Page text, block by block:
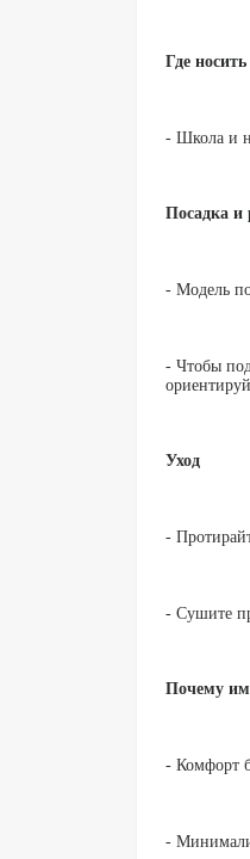
Где носить
- Школа и
Посадка и
- Модель
- Чтобы
Уход
-
- Сушите
Почему
- Комфорт
-